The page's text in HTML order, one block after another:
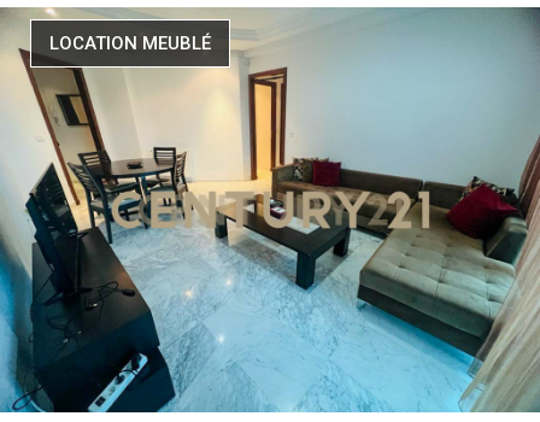
LOCATION MEUBLÉ